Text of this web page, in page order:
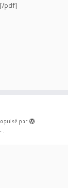
pdf]
par
·
·